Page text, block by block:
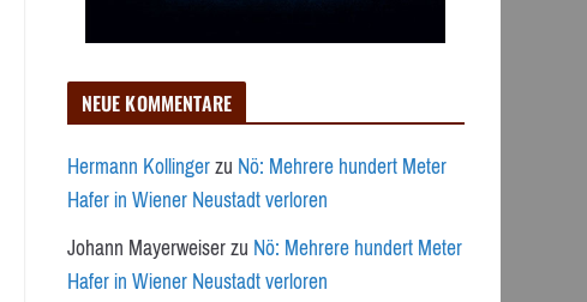
NEUE KOMMENTARE
Hermann KollingerzuNö: Mehrere hundert Meter
Hafer in Wiener Neustadt verloren
Johann MayerweiserzuNö: Mehrere hundert Meter
Hafer in Wiener Neustadt verloren